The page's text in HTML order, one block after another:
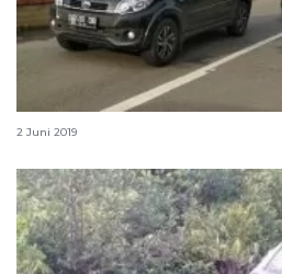
Arus mudik di Jalinteng
2 Juni 2019